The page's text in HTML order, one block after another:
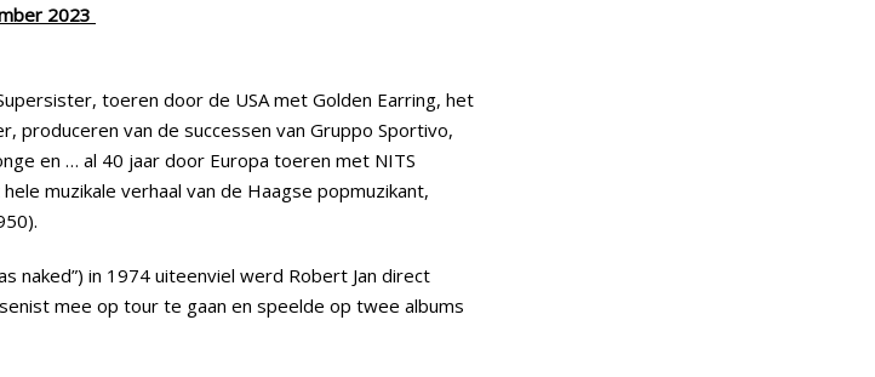
2023
toeren door de USA met Golden Earring, het
produceren van de successen van Gruppo Sportivo,
en … al 40 jaar door Europa toeren met NITS
muzikale verhaal van de Haagse popmuzikant,
naked”) in 1974 uiteenviel werd Robert Jan direct
mee op tour te gaan en speelde op twee albums